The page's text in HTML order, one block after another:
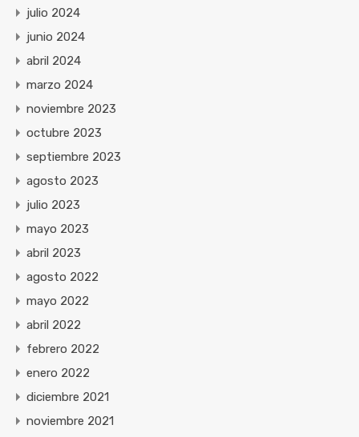
julio 2024
junio 2024
abril 2024
marzo 2024
noviembre 2023
octubre 2023
septiembre 2023
agosto 2023
julio 2023
mayo 2023
abril 2023
agosto 2022
mayo 2022
abril 2022
febrero 2022
enero 2022
diciembre 2021
noviembre 2021